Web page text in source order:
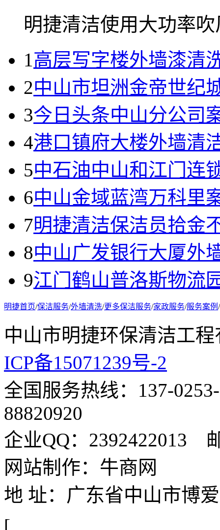
明捷清洁使用大功率吹
1 高层写字楼外墙漆清
2中山市坦洲金帝世纪
3今日头条中山分公司
4港口镇府大楼外墙清
5中石油中山和江门连
6中山金域蓝湾万科里
7明捷清洁保洁员拾金
8中山广发银行大厦外
9江门鹤山普洛斯物流
明捷首页/保洁服务/外墙清洗/更多保洁服务/家政服务/服务案例 /
中山市明捷环保清洁
ICP备15071239号-2
全国服务热线：137-
88820920
企业QQ：2392422013
网站制作：牛商网
地 址：广东省中山市博
[